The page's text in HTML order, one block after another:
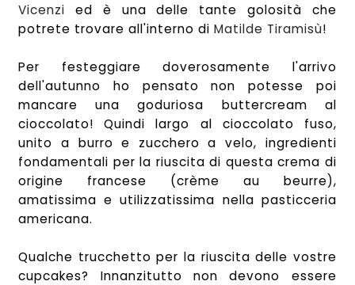
Vicenzi ed è una delle tante golosità che
potrete trovare all'interno diMatilde Tiramisù!
Per festeggiare doverosamente l'arrivo
dell'autunno ho pensato non potesse poi
mancare una goduriosa buttercream al
cioccolato! Quindi largo al cioccolato fuso,
unito a burro e zucchero a velo, ingredienti
fondamentali per la riuscita di questa crema di
origine francese (crème au beurre),
amatissima e utilizzatissima nella pasticceria
americana.
Qualche trucchetto per la riuscita delle vostre
cupcakes? Innanzitutto non devono essere